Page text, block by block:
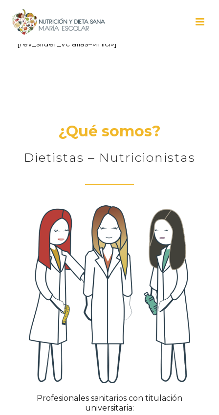
[rev_slider_vc alias=»inici»]
¿Qué somos?
Dietistas – Nutricionistas
Profesionales sanitarios con titulación
universitaria: